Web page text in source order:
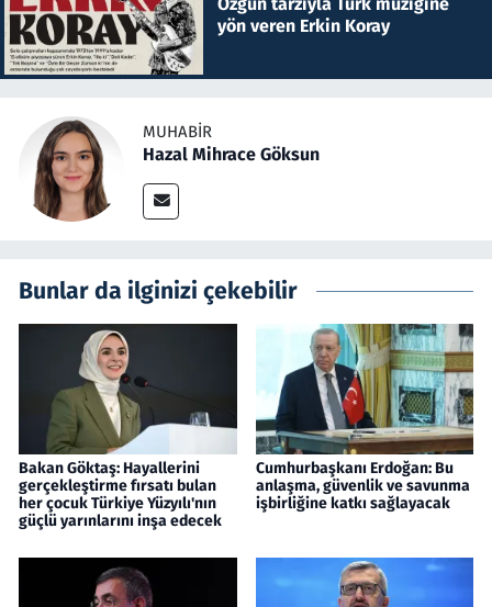
yön veren Erkin Koray
MUHABIR
Hazal Mihrace Göksun
Bunlar da ilginizi çekebilir
Bakan Göktaş: Hayallerini
gerçekleştirme fırsatı bulan
her çocuk Türkiye Yüzyılı'nın
güçlü yarınlarını inşa edecek
Cumhurbaşkanı Erdoğan: Bu
anlaşma, güvenlik ve savunma
işbirliğine katkı sağlayacak